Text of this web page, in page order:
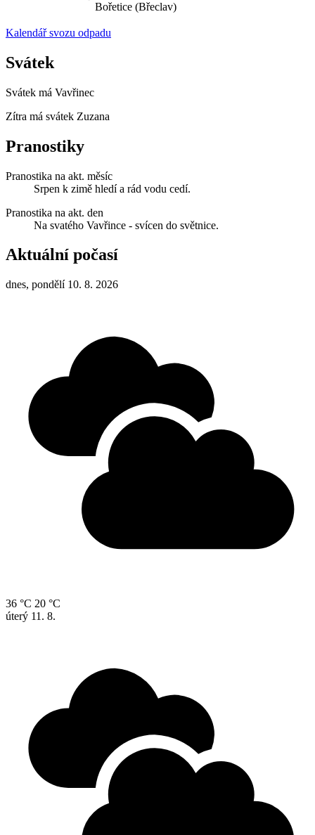
Bořetice (Břeclav)
Kalendář svozu odpadu
Svátek
Svátek má Vavřinec
Zítra má svátek Zuzana
Pranostiky
Pranostika na akt. měsíc
Srpen k zimě hledí a rád vodu cedí.
Pranostika na akt. den
Na svatého Vavřince - svícen do světnice.
Aktuální počasí
dnes, pondělí 10. 8. 2026
36 °C 20 °C
úterý 11. 8.